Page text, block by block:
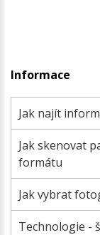
Informace
Jak najít
Jak skenovat
formátu
Jak vybrat
Technologie -